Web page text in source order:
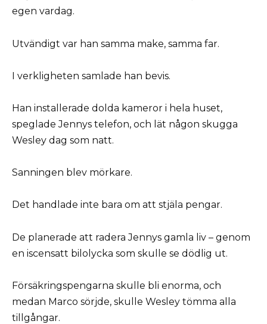
egen vardag.
Utvändigt var han samma make, samma far.
I verkligheten samlade han bevis.
Han installerade dolda kameror i hela huset,
speglade Jennys telefon, och lät någon skugga
Wesley dag som natt.
Sanningen blev mörkare.
Det handlade inte bara om att stjäla pengar.
De planerade att radera Jennys gamla liv – genom
en iscensatt bilolycka som skulle se dödlig ut.
Försäkringspengarna skulle bli enorma, och
medan Marco sörjde, skulle Wesley tömma alla
tillgångar.